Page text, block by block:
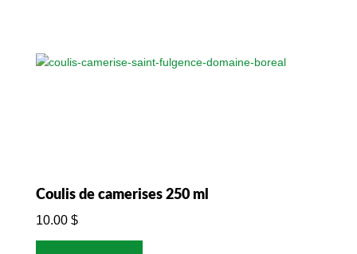
Coulis de camerises 250 ml
10.00 $